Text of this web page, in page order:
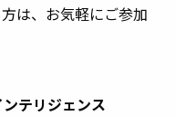
は、お気軽にご参加
テリジェンス